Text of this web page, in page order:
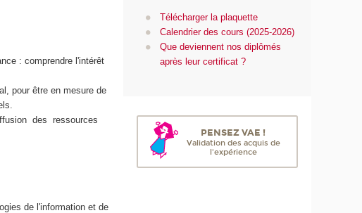
: comprendre l'intérêt
pour être en mesure de
des ressources
de l'information et de
Télécharger la plaquette
Calendrier des cours (2025-2026)
Que deviennent nos diplômés
après leur certificat ?
PENSEZ VAE !
Validation des acquis de
l'expérience